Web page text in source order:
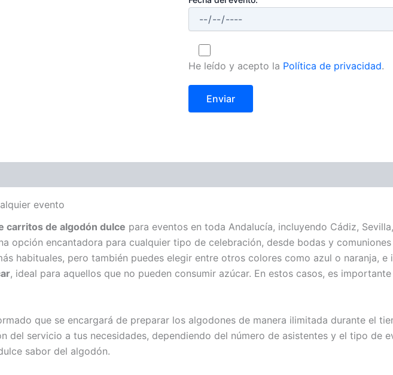
He leído y acepto la Política de privacidad.
evento
carritos de algodón dulce para eventos en toda Andalucía, incluyendo Cádiz,
opción encantadora para cualquier tipo de celebración, desde bodas y
habituales, pero también puedes elegir entre otros colores como azul o naranja, e
, ideal para aquellos que no pueden consumir azúcar. En estos casos, es
que se encargará de preparar los algodones de manera ilimitada durante el
del servicio a tus necesidades, dependiendo del número de asistentes y el tipo de
sabor del algodón.